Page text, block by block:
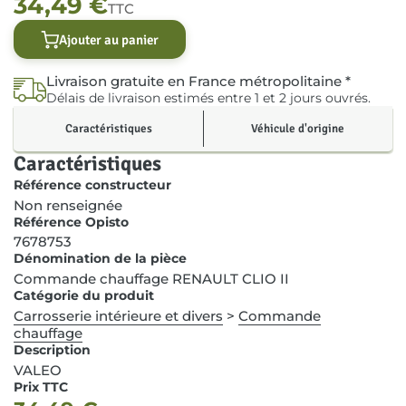
TTC
Ajouter au panier
Livraison gratuite en France métropolitaine *
Délais de livraison estimés entre 1 et 2 jours ouvrés.
Caractéristiques Véhicule d'origine
Caractéristiques
Référence constructeur
Non renseignée
Référence Opisto
7678753
Dénomination de la pièce
Commande chauffage RENAULT CLIO II
Catégorie du produit
Carrosserie intérieure et divers > Commande
chauffage
Description
VALEO
Prix TTC